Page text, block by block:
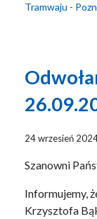
Tramwaju -
24 wrzesień
Szanowni
Informujemy,
Krzysztofa